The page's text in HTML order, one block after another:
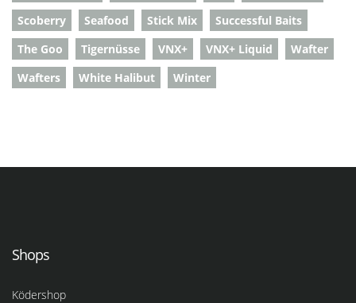
Scoberry
Seafood Stick Mix
Successful Baits
The Goo
Tigernüsse VNX+ VNX+ Liquid
Wafter
Wafters
White Halibut Winter
Shops
Ködershop